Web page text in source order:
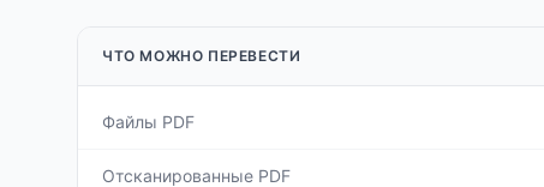
ЧТО МОЖНО ПЕРЕВЕСТИ
Файлы PDF
Отсканированные PDF